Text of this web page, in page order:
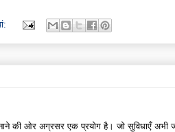
की ओर अग्रसर एक प्रयोग है। जो सुविधाएँ अभी